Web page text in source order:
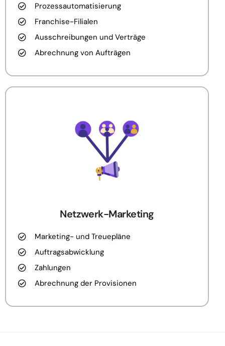
Prozessautomatisierung
Franchise-Filialen
Ausschreibungen und Verträge
Abrechnung von Aufträgen
Netzwerk-Marketing
Marketing- und Treuepläne
Auftragsabwicklung
Zahlungen
Abrechnung der Provisionen